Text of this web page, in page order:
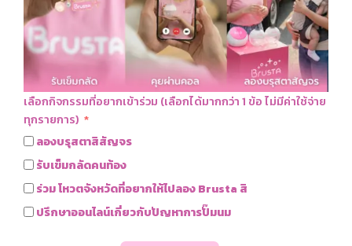
©2023 All Modern Supply Co., Ltd., All rights reserved
ผลิตภัณฑ์ของเรา
เลือกกิจกรรมที่อยากเข้าร่วม (เลือกได้มากกว่า 1 ข้อ ไม่มีค่าใช้จ่าย
ทุกรายการ)
ลองบรุสตาสิสัญจร
รับเข็มกลัดคนท้อง
ร่วม โหวตจังหวัดที่อยากให้ไปลอง Brusta สิ
ปรึกษาออนไลน์เกี่ยวกับปัญหาการปั๊มนม